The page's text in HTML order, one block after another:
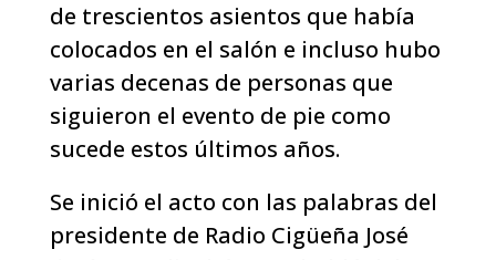
de trescientos asientos que había
colocados en el salón e incluso hubo
varias decenas de personas que
siguieron el evento de pie como
sucede estos últimos años.
Se inició el acto con las palabras del
presidente de Radio Cigüeña José